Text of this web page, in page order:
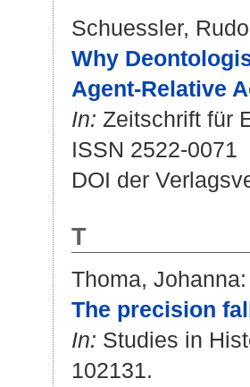
Schuessler,
Why
Agent-Relative
In: Zeitschrift für
ISSN 2522-0071
DOI der
T
Thoma, Johanna:
The precision
In: Studies in
102131.